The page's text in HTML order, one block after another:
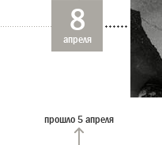
8
апреля
прошло 5 апреля